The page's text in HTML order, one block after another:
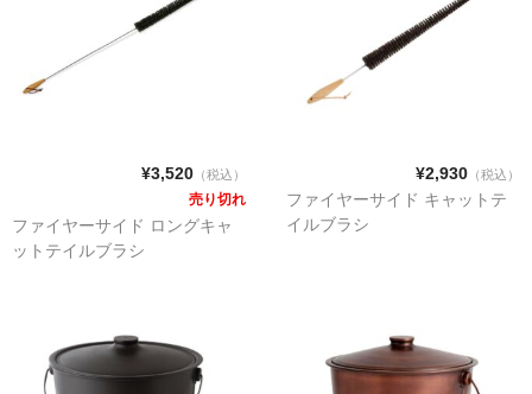
¥3,520（税込）
売り切れ
ファイヤーサイド ロングキャ
ットテイルブラシ
¥2,930（税込）
ファイヤーサイド キャットテ
イルブラシ